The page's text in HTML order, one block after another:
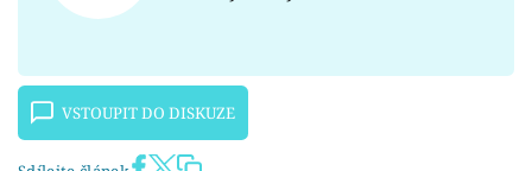
VSTOUPIT DO DISKUZE